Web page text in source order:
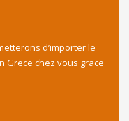
d’importer le
Grece chez vous grace